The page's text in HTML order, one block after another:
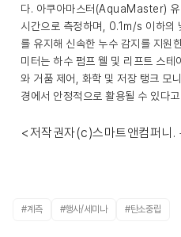
다. 아쿠아마스터(AquaMaster) 유
시간으로 측정하며, 0.1m/s 이하의
를 유지해 신속한 누수 감지를 지
미터는 하수 펌프 웰 및 리프트 스테
와 거품 제어, 화학 및 저장 탱크 모
경에서 안정적으로 활용될 수 있다
<저작권자(c)스마트앤컴퍼니.
#계측 #행사/세미나 #탄소중립